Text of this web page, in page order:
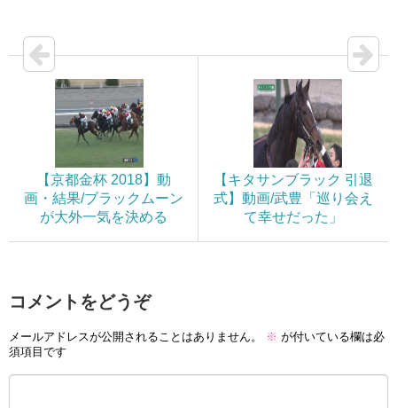
【京都金杯 2018】動
画・結果/ブラックムーン
が大外一気を決める
【キタサンブラック 引退
式】動画/武豊「巡り会え
て幸せだった」
コメントをどうぞ
メールアドレスが公開されることはありません。 ※ が付いている欄は必
須項目です